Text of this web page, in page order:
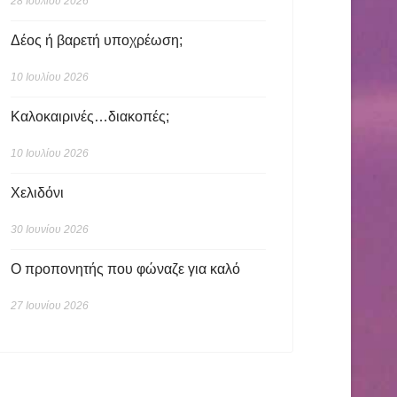
Δέος ή βαρετή υποχρέωση;
10 Ιουλίου 2026
Καλοκαιρινές…διακοπές;
10 Ιουλίου 2026
Χελιδόνι
30 Ιουνίου 2026
Ο προπονητής που φώναζε για καλό
27 Ιουνίου 2026